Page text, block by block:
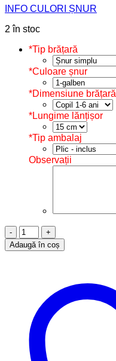
INFO CULORI ȘNUR
2 în stoc
*Tip brățară
*Culoare șnur
*Dimensiune brățară
*Lungime lănțișor
*Tip ambalaj
Observații
Cantitate
Brățară
Șnur,
Tradițională,
B11536
Adaugă în coș